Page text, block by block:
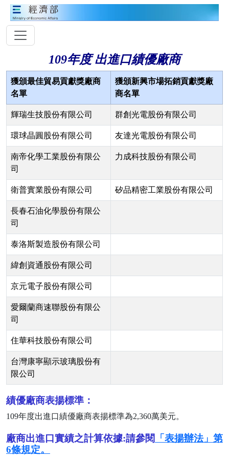
109年度 出進口績優廠商
獲頒最佳貿易貢獻獎廠商
名單
獲頒新興市場拓銷貢獻獎廠
商名單
輝瑞生技股份有限公司 群創光電股份有限公司
環球晶圓股份有限公司 友達光電股份有限公司
南帝化學工業股份有限公
司
力成科技股份有限公司
衛普實業股份有限公司 矽品精密工業股份有限公司
長春石油化學股份有限公
司
泰洛斯製造股份有限公司
緯創資通股份有限公司
京元電子股份有限公司
愛爾蘭商速聯股份有限公
司
住華科技股份有限公司
台灣康寧顯示玻璃股份有
限公司
績優廠商表揚標準：
109年度出進口績優廠商表揚標準為2,360萬美元。
廠商出進口實績之計算依據:請參閱 「表揚辦法」第
6條規定。